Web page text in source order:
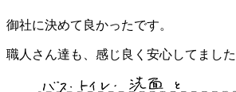
御社に決めて良かったです。
職人さん達も、感じ良く安心してました